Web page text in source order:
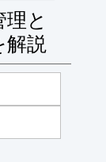
と
解説